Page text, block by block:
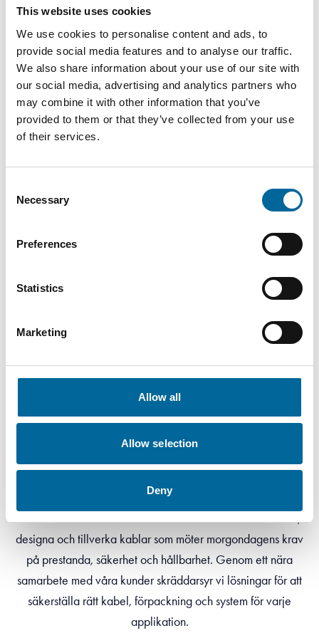
This website uses cookies
We use cookies to personalise content and ads, to
provide social media features and to analyse our traffic.
We also share information about your use of our site with
our social media, advertising and analytics partners who
may combine it with other information that you’ve
provided to them or that they’ve collected from your use
of their services.
Selection
Necessary
Preferences
Statistics
Marketing
Allow all
Allow selection
Deny
2025
Förvärvar kabelfabrik i
2026
effekt på 2 MW
Vår vision
Vår vision är tydlig – att forma framtidens kablar genom
innovation. På Amokabel är vi dedikerade till att utveckla,
designa och tillverka kablar som möter morgondagens krav
på prestanda, säkerhet och hållbarhet. Genom ett nära
samarbete med våra kunder skräddarsyr vi lösningar för att
säkerställa rätt kabel, förpackning och system för varje
applikation.